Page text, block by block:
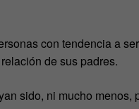
con tendencia a
de sus padres.
sido, ni mucho menos,